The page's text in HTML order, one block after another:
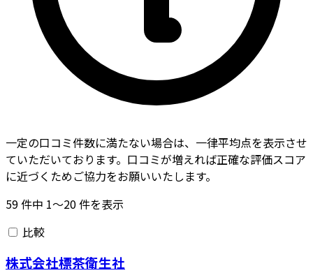
一定の口コミ件数に満たない場合は、一律平均点を表示させ
ていただいております。口コミが増えれば正確な評価スコア
に近づくためご協力をお願いいたします。
59件中 1〜20件を表示
比較
株式会社標茶衛生社